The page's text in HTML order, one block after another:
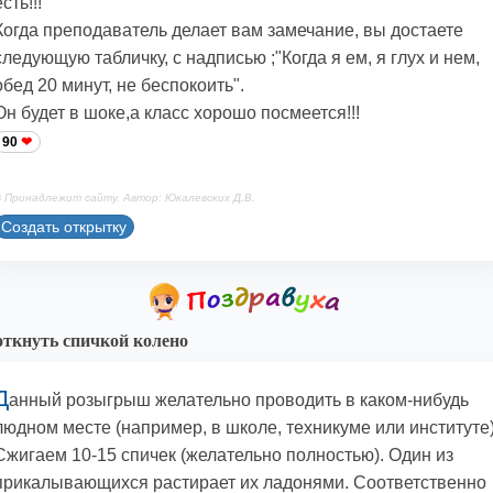
преподаватель делает вам замечание, вы достаете
табличку, с надписью ;"Когда я ем, я глух и нем,
20 минут, не беспокоить".
будет в шоке,а класс хорошо посмеется!!!
90
Принадлежит сайту. Автор: Юкалевских Д.В.
Создать открытку
спичкой колено
анный розыгрыш желательно проводить в каком-нибудь
месте (например, в школе, техникуме или
10-15 спичек (желательно полностью). Один из
растирает их ладонями. Соответственно